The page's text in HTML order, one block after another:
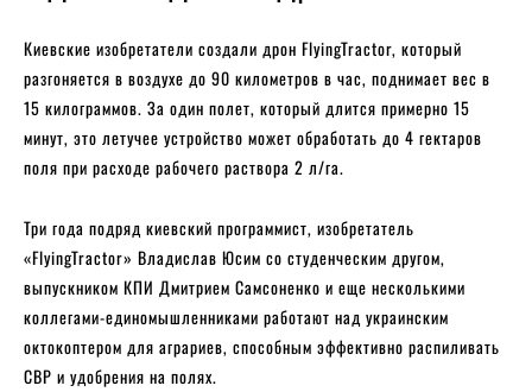
Киевские изобретатели создали дрон FlyingTractor, который
разгоняется в воздухе до 90 километров в час, поднимает вес в
15 килограммов. За один полет, который длится примерно 15
минут, это летучее устройство может обработать до 4 гектаров
поля при расходе рабочего раствора 2 л/га.
Три года подряд киевский программист, изобретатель
«FlyingTractor» Владислав Юсим со студенческим другом,
выпускником КПИ Дмитрием Самсоненко и еще несколькими
коллегами-единомышленниками работают над украинским
октокоптером для аграриев, способным эффективно распиливать
СВР и удобрения на полях.